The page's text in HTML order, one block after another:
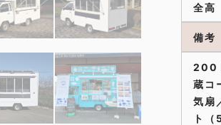
全
備考
200
蔵コ
気扇
ト